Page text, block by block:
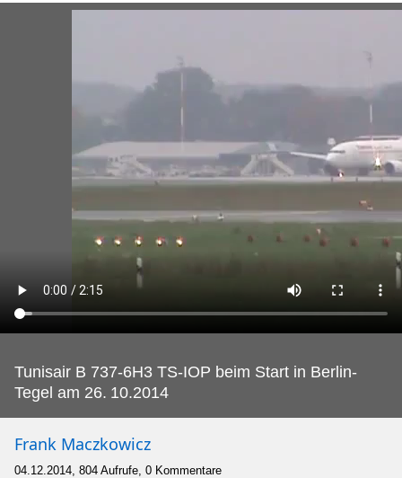
Tunisair B 737-6H3 TS-IOP beim Start in Berlin-
Tegel am 26. 10.2014
Frank Maczkowicz
04.12.2014, 804 Aufrufe, 0 Kommentare